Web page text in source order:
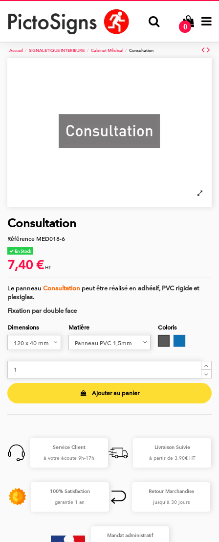
0
Accueil SIGNALETIQUE INTERIEURE Cabinet Médical Consultation
Consultation
Référence MED018-6
En Stock
7,40 € HT
Le panneau Consultation peut être réalisé en adhésif, PVC rigide et
plexiglas.
Fixation par double face
Dimensions Matière
Coloris
Ajouter au panier
Service Client
à votre écoute 9h-17h
Livraison Suivie
à partir de 3,90€ HT
100% Satisfaction
garantie 1 an
Retour Marchandise
jusqu'à 30 jours
Mandat administratif